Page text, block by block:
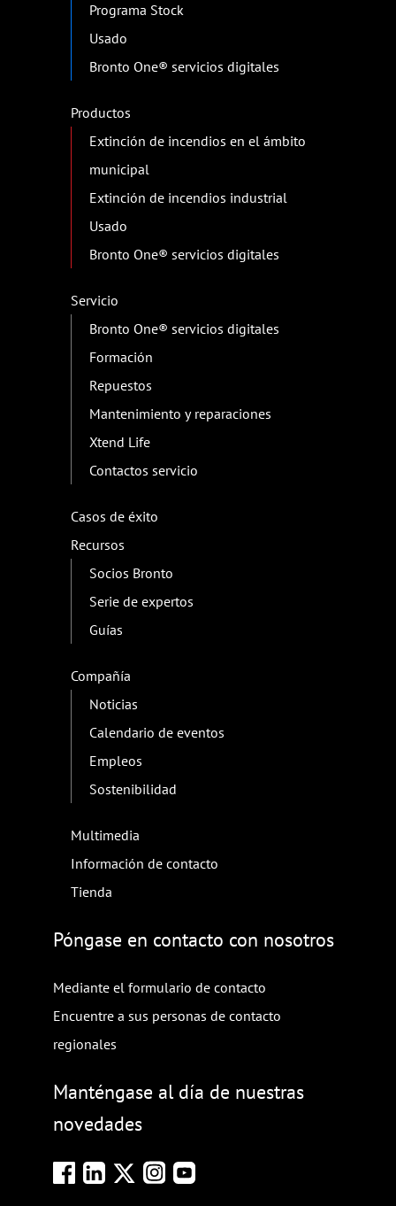
Programa Stock
Usado
Bronto One® servicios digitales
Productos
Extinción de incendios en el ámbito
municipal
Extinción de incendios industrial
Usado
Bronto One® servicios digitales
Servicio
Bronto One® servicios digitales
Formación
Repuestos
Mantenimiento y reparaciones
Xtend Life
Contactos servicio
Casos de éxito
Recursos
Socios Bronto
Serie de expertos
Guías
Compañía
Noticias
Calendario de eventos
Empleos
Sostenibilidad
Multimedia
Información de contacto
Tienda
Póngase en contacto con nosotros
Mediante el formulario de contacto
Encuentre a sus personas de contacto
regionales
Manténgase al día de nuestras
novedades